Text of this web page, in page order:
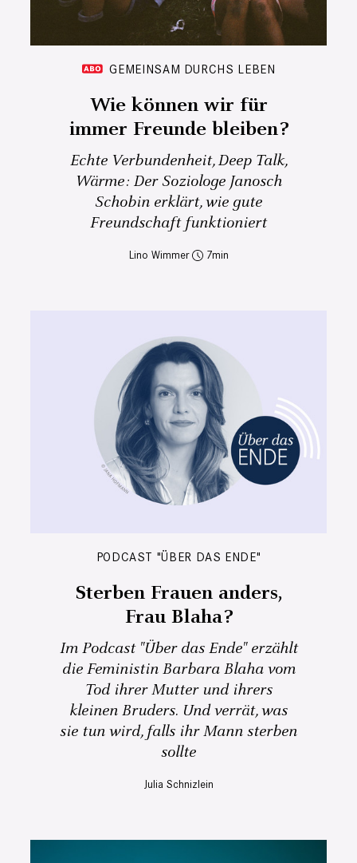
GEMEINSAM DURCHS LEBEN
Wie können wir für
immer Freunde bleiben?
Echte Verbundenheit, Deep Talk,
Wärme: Der Soziologe Janosch
Schobin erklärt, wie gute
Freundschaft funktioniert
Lino Wimmer 7
PODCAST "ÜBER DAS ENDE"
Sterben Frauen anders,
Frau Blaha?
Im Podcast "Über das Ende" erzählt
die Feministin Barbara Blaha vom
Tod ihrer Mutter und ihrers
kleinen Bruders. Und verrät, was
sie tun wird, falls ihr Mann sterben
sollte
Julia Schnizlein